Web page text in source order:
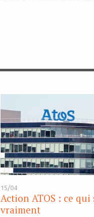
15/04
Action ATOS : ce qui
vraiment